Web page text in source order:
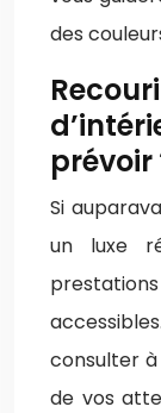
des
prévoir
Si
un luxe
consulter à
de vos